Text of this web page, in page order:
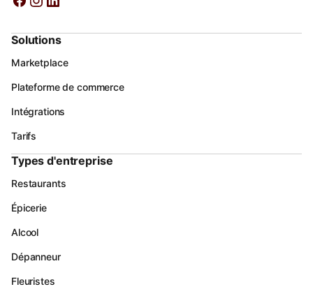
Solutions
Marketplace
Plateforme de commerce
Intégrations
Tarifs
Types d'entreprise
Restaurants
Épicerie
Alcool
Dépanneur
Fleuristes